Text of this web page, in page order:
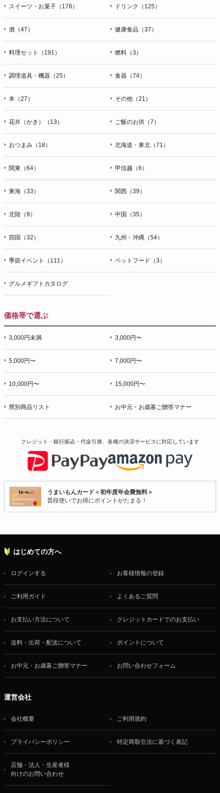
スイーツ・お菓子（178） ドリンク（125）
酒（47） 健康食品（37）
料理セット（191） 燃料（3）
調理道具・機器（25） 食器（74）
本（27） その他（21）
花卉（かき）（13） ご飯のお供（7）
おつまみ（18） 北海道・東北（71）
関東（64） 甲信越（6）
東海（33） 関西（39）
北陸（9） 中国（35）
四国（32） 九州・沖縄（54）
季節イベント（111） ペットフード（3）
グルメギフトカタログ
価格帯で選ぶ
3,000円未満 3,000円〜
5,000円〜 7,000円〜
10,000円〜 15,000円〜
県別商品リスト お中元・お歳暮ご贈答マナー
クレジット・銀行振込・代金引換、各種の決済サービスに対応しています
うまいもんカード＜初年度年会費無料＞
普段使いでお得にポイントがたまる！
はじめての方へ
ログインする お客様情報の登録
ご利用ガイド よくあるご質問
お支払い方法について クレジットカードでのお支払い
送料・出荷・配送について ポイントについて
お中元・お歳暮ご贈答マナー お問い合わせフォーム
運営会社
会社概要 ご利用規約
プライバシーポリシー 特定商取引法に基づく表記
店舗・法人・生産者様
向けのお問い合わせ